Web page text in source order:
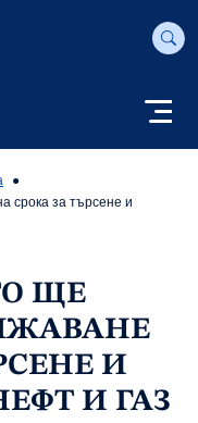
срока за търсене и
ЩЕ
И
И ГАЗ